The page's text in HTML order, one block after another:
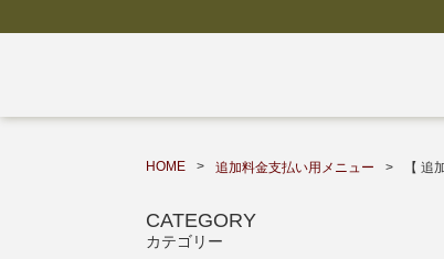
HOME 追加料金支払い用メニュー 【 追
CATEGORY
カテゴリー